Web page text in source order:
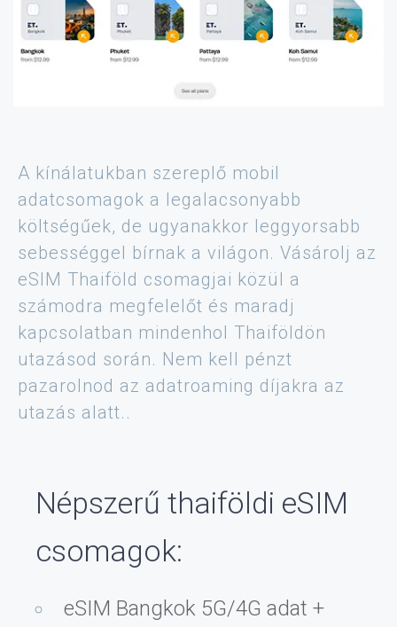
A kínálatukban szereplő mobil
adatcsomagok a legalacsonyabb
költségűek, de ugyanakkor leggyorsabb
sebességgel bírnak a világon. Vásárolj az
eSIM Thaiföld csomagjai közül a
számodra megfelelőt és maradj
kapcsolatban mindenhol Thaiföldön
utazásod során. Nem kell pénzt
pazarolnod az adatroaming díjakra az
utazás alatt..
Népszerű thaiföldi eSIM
csomagok:
eSIM Bangkok 5G/4G adat +